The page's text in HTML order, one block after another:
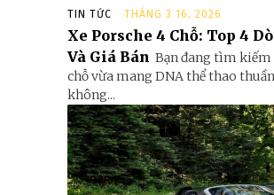
TIN TỨC THÁNG 3 16, 2026
Xe Porsche 4 Chỗ: Top 4
Và Giá Bán Bạn đang tìm kiếm
chỗ vừa mang DNA thể thao
không...